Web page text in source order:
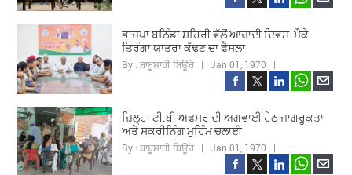
ਭਾਜਪਾ ਬਠਿੰਡਾ ਸ਼ਹਿਰੀ ਵੱਲੋਂ ਆਜ਼ਾਦੀ ਦਿਵਸ ਮੌਕੇ
ਤਿਰੰਗਾ ਯਾਤਰਾ ਕੱਢਣ ਦਾ ਫੈਸਲਾ
By : ਬਾਬੂਸ਼ਾਹੀ ਬਿਊਰੋ | Jan 01, 1970 |
ਜ਼ਿਲ੍ਹਾ ਟੀ.ਬੀ ਅਫਸਰ ਦੀ ਅਗਵਾਈ ਹੇਠ ਜਾਗਰੂਕਤਾ
ਅਤੇ ਸਕਰੀਨਿੰਗ ਮੁਹਿੰਮ ਚਲਾਈ
By : ਬਾਬੂਸ਼ਾਹੀ ਬਿਊਰੋ | Jan 01, 1970 |